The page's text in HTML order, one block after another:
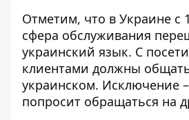
Отметим, что в Украине с
сфера обслуживания
украинский язык. С
клиентами должны
украинском. Исключение
попросит обращаться на